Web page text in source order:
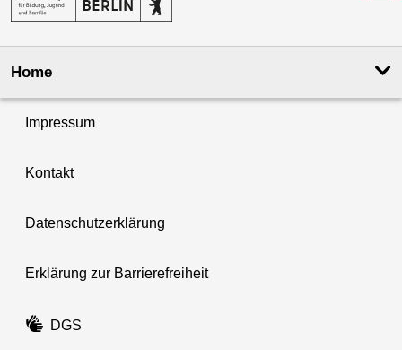
Home
Impressum
Kontakt
Datenschutzerklärung
Erklärung zur Barrierefreiheit
DGS